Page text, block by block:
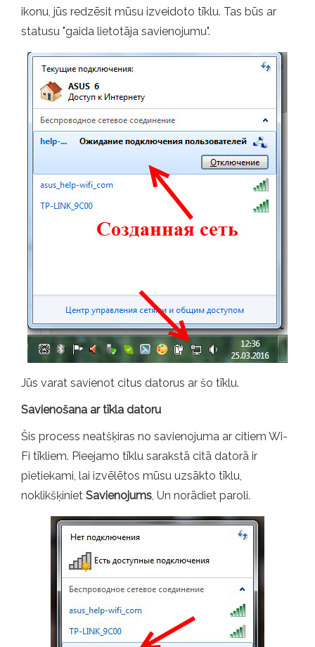
ikonu, jūs redzēsit mūsu izveidoto tīklu. Tas būs ar
statusu "gaida lietotāja savienojumu".
Jūs varat savienot citus datorus ar šo tīklu.
Savienošana ar tīkla datoru
Šis process neatšķiras no savienojuma ar citiem Wi-
Fi tīkliem. Pieejamo tīklu sarakstā citā datorā ir
pietiekami, lai izvēlētos mūsu uzsākto tīklu,
noklikšķiniet Savienojums, Un norādiet paroli.